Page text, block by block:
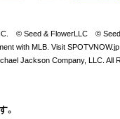
© Seed & FlowerLLC © Seed
with MLB. Visit
Jackson Company, LLC.
。